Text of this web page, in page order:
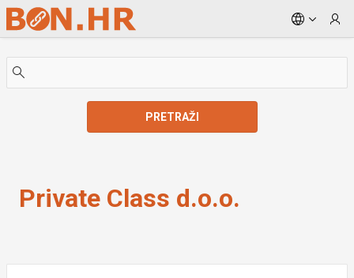
Skip to Main Content
PRETRAŽI
Private Class d.o.o.